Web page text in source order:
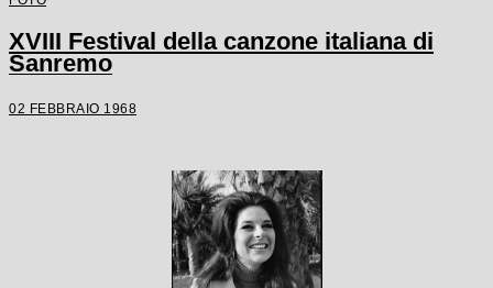
XVIII Festival della canzone italiana di
Sanremo
02 FEBBRAIO 1968